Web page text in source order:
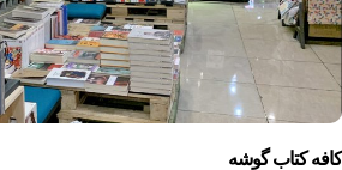
کافه کتاب گوشه